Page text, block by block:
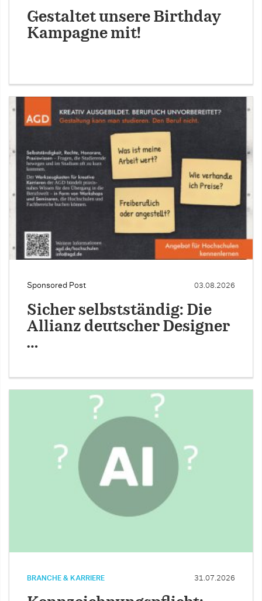
Gestaltet unsere Birthday
Kampagne mit!
Sponsored Post 03.08.2026
Sicher selbstständig: Die
Allianz deutscher Designer
…
BRANCHE & KARRIERE 31.07.2026